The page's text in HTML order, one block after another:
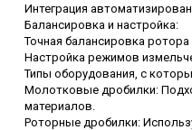
Интеграция
Балансировка и настройка:
Точная балансировка
Настройка режимов
Типы оборудования, с
Молотковые дробилки:
материалов.
Роторные дробилки: